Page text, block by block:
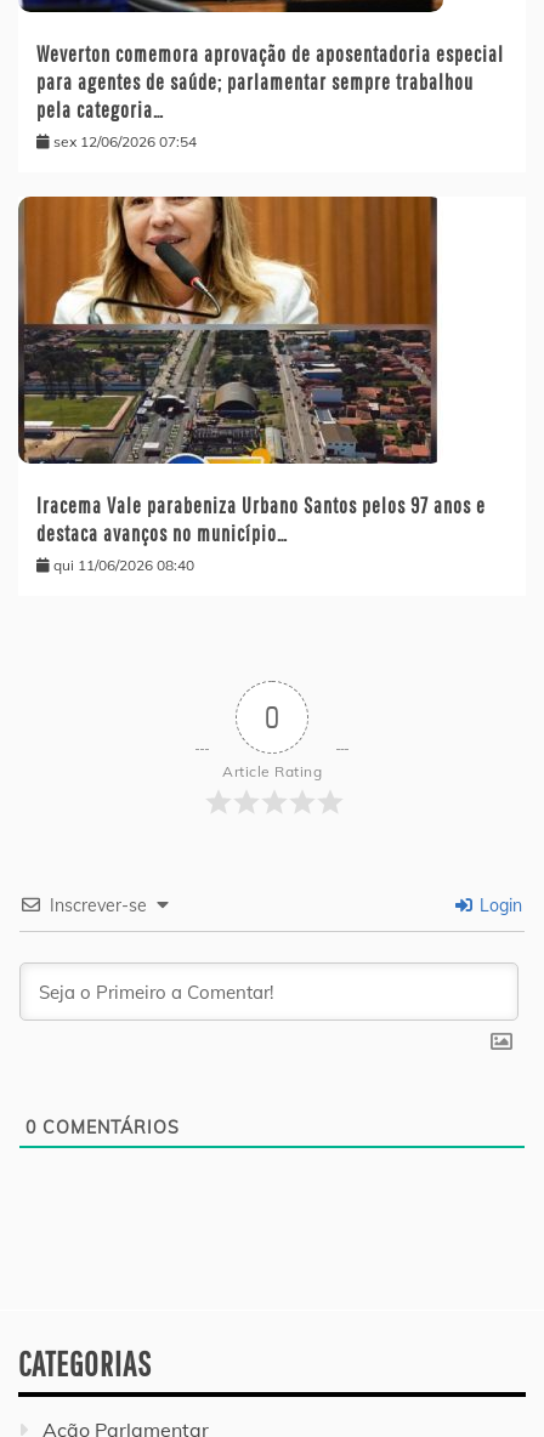
Weverton comemora aprovação de aposentadoria especial
para agentes de saúde; parlamentar sempre trabalhou
pela categoria…
sex 12/06/2026 07:54
Iracema Vale parabeniza Urbano Santos pelos 97 anos e
destaca avanços no município…
qui 11/06/2026 08:40
0
Article Rating
Inscrever-se Login
0 COMENTÁRIOS
CATEGORIAS
Ação Parlamentar